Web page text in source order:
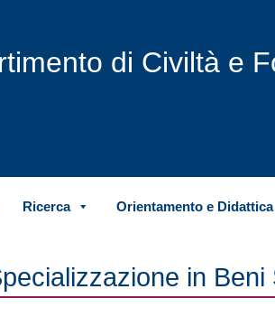
di Civiltà e
Ricerca Orientamento e Didattica
in Beni